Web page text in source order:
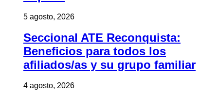
5 agosto, 2026
Seccional ATE Reconquista:
Beneficios para todos los
afiliados/as y su grupo familiar
4 agosto, 2026